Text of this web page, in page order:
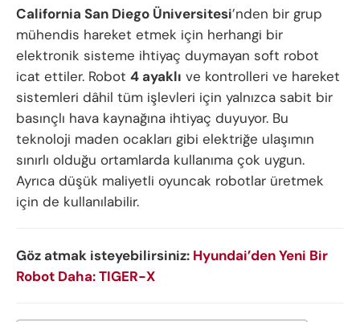
California San Diego Üniversitesi’nden bir grup
mühendis hareket etmek için herhangi bir
elektronik sisteme ihtiyaç duymayan soft robot
icat ettiler. Robot 4 ayaklı ve kontrolleri ve hareket
sistemleri dâhil tüm işlevleri için yalnızca sabit bir
basınçlı hava kaynağına ihtiyaç duyuyor. Bu
teknoloji maden ocakları gibi elektriğe ulaşımın
sınırlı olduğu ortamlarda kullanıma çok uygun.
Ayrıca düşük maliyetli oyuncak robotlar üretmek
için de kullanılabilir.
Göz atmak isteyebilirsiniz: Hyundai’den Yeni Bir
Robot Daha: TIGER-X